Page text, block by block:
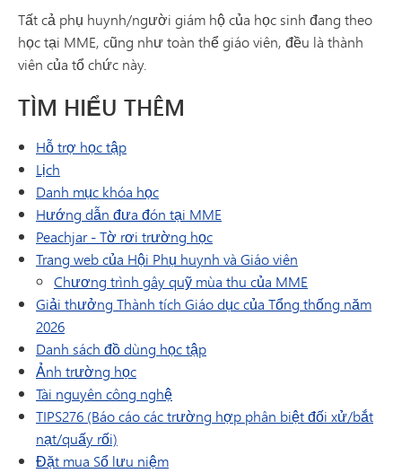
Tất cả phụ huynh/người giám hộ của học sinh đang theo
học tại MME, cũng như toàn thể giáo viên, đều là thành
viên của tổ chức này.
TÌM HIỂU THÊM
Hỗ trợ học tập
Lịch
Danh mục khóa học(mở trong cửa sổ/tab mới)
Hướng dẫn đưa đón tại MME
Peachjar - Tờ rơi trường học(mở trong cửa sổ/tab mới)
Trang web của Hội Phụ huynh và Giáo viên
Chương trình gây quỹ mùa thu của MME
Giải thưởng Thành tích Giáo dục của Tổng thống năm
2026
Danh sách đồ dùng học tập
Ảnh trường học
Tài nguyên công nghệ
TIPS276 (Báo cáo các trường hợp phân biệt đối xử/bắt
nạt/quấy rối)
Đặt mua Sổ lưu niệm(mở trong cửa sổ/tab mới)